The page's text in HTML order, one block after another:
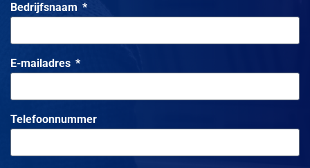
Bedrijfsnaam
E-mailadres
Telefoonnummer